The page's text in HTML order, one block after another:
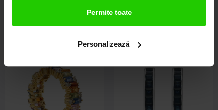
Permite toate
Personalizează